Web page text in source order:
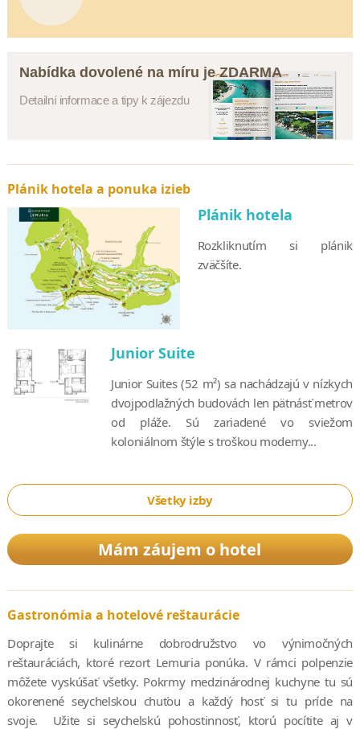
Nabídka dovolené na míru je ZDARMA
Detailní informace a tipy k zájezdu
Plánik hotela a ponuka izieb
Plánik hotela
Rozkliknutím si plánik
zväčšíte.
Junior Suite
Junior Suites (52 m²) sa nachádzajú v nízkych
dvojpodlažných budovách len pätnásť metrov
od pláže. Sú zariadené vo sviežom
koloniálnom štýle s troškou moderny...
Všetky izby
Mám záujem o hotel
Gastronómia a hotelové reštaurácie
Doprajte si kulinárne dobrodružstvo vo výnimočných
reštauráciách, ktoré rezort Lemuria ponúka. V rámci polpenzie
môžete vyskúšať všetky. Pokrmy medzinárodnej kuchyne tu sú
okorenené seychelskou chuťou a každý hosť si tu príde na
svoje. Užite si seychelskú pohostinnosť, ktorú pocítite aj v